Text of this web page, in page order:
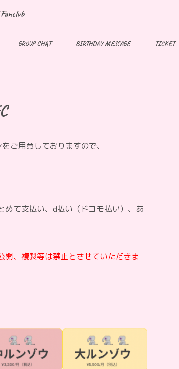
GROUP CHAT BIRTHDAY MESSAGE TICKET
ご用意しておりますので、
めて支払い、d払い（ドコモ払い）、あ
、複製等は禁止とさせていただきま